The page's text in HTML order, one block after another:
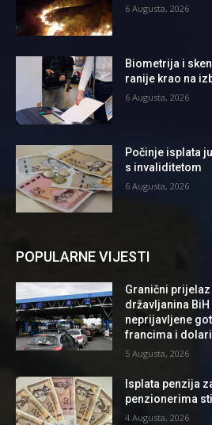
6 Augusta, 2026
Biometrija i
ranije krao na
6 Augusta, 2026
Počinje isplata
s invaliditetom
6 Augusta, 2026
POPULARNE VIJESTI
Granični prijelaz
državljanina
neprijavljene
francima i
5 Augusta, 2026
Isplata penzija
penzionerima
4 Augusta, 2026